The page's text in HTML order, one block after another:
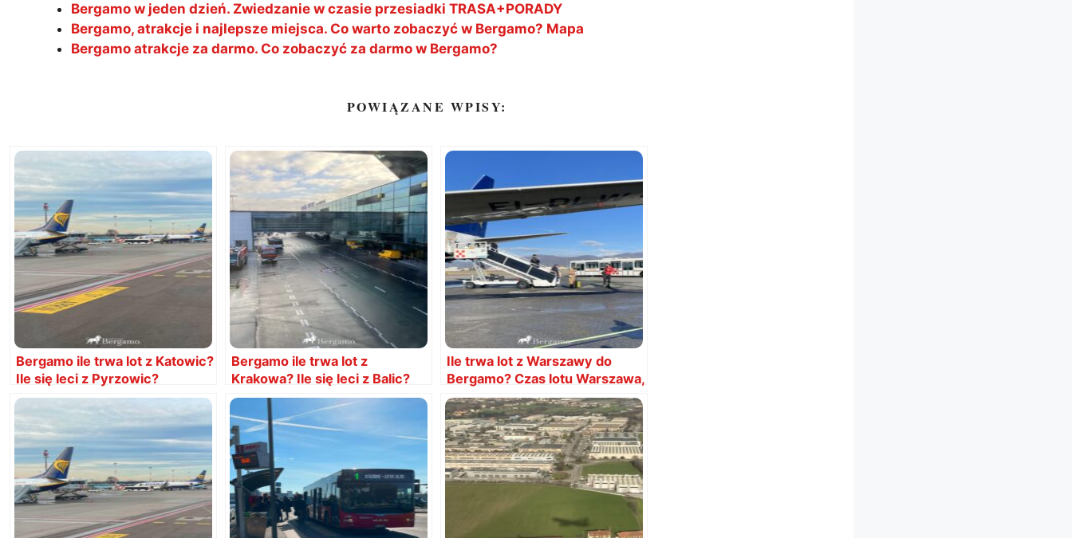
Bergamo w jeden dzień. Zwiedzanie w czasie przesiadki TRASA+PORADY
Bergamo, atrakcje i najlepsze miejsca. Co warto zobaczyć w Bergamo? Mapa
Bergamo atrakcje za darmo. Co zobaczyć za darmo w Bergamo?
POWIĄZANE WPISY:
Bergamo ile trwa lot z Katowic?
Ile się leci z Pyrzowic?
Bergamo ile trwa lot z
Krakowa? Ile się leci z Balic?
Ile trwa lot z Warszawy do
Bergamo? Czas lotu Warszawa,
Modlin, Bergamo